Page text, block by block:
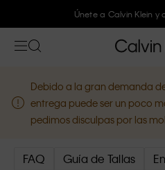
Únete a Calvin Klein y
Debido a la gran demanda
entrega puede ser un poco
pedimos disculpas por las
FAQ Guía de Tallas